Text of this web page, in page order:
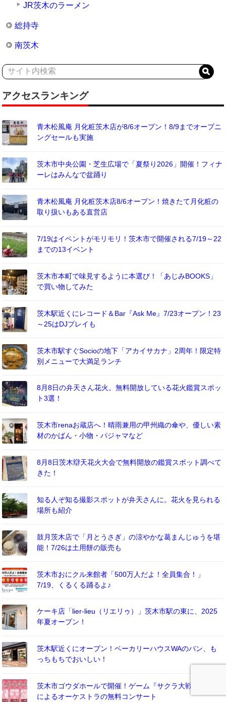
JR茨木のラーメン
総持寺
南茨木
アクセスランキング
青木松風庵 月化粧茨木店が8/6オープン！8/9までオープニ
ングセールも実施
茨木市中央公園・芝生広場で「夏祭り2026」開催！フィナ
ーレはみんなで盆踊り
青木松風庵 月化粧茨木店8/6オープン！焼きたて月化粧の
取り扱いもある直営店
7/19はイベントがモリモリ！茨木市で開催される7/19～22
までの13イベント
茨木市本町で味見するように本選び！「あじみBOOKS」
で買い物してみた
茨木駅近くにレコード＆Bar『Ask Me』7/23オープン！23
～25はDJプレイも
茨木市駅すぐSocioの地下「アカイサカナ」2周年！限定特
別メニューで大満足ランチ
8月8日の弁天さん花火。無料開放している花火鑑賞スポッ
ト3選！
茨木市renaお蔵店へ！晴雨兼用の甲州織の傘や、優しい素
材のかばん・小物・パジャマなど
8月8日茨木辯天花火大会で無料開放の鑑賞スポット調べて
きた！
知る人ぞ知る撮影スポットが弁天さんに。花火を見られる
場所も紹介
鼓月茨木店で「月とうさぎ」の涼やかな葛まんじゅうを堪
能！7/26は土用餅の販売も
茨木市おにクル来館者「500万人だよ！全員集合！」
7/19、くるくる踊るよ♪
ケーキ店「lier-lieu（リエリゥ）」茨木市駅の東に、2025
年夏オープン！
茨木駅近くにオープン！ベーカリーハウスWAのパン、も
っちもちでおいしい！
茨木市ゴウダホールで開催！ゲーム『サクラ大戦』ファン
によるオーケストラの無料コンサート